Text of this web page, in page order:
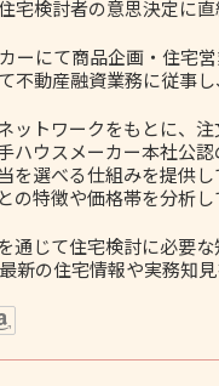
宅検討者の意思決定に
ーにて商品企画・住宅
不動産融資業務に従事
ットワークをもとに、
ハウスメーカー本社公
を選べる仕組みを提供
の特徴や価格帯を分析し
通じて住宅検討に必要
新の住宅情報や実務知見